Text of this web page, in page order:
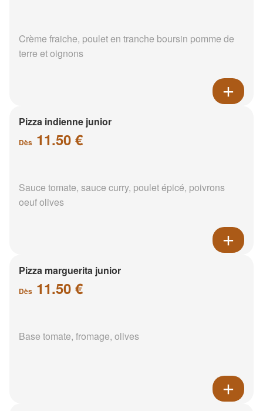
Crème fraiche, poulet en tranche boursin pomme de
terre et oignons
Pizza indienne junior
Dès 11.50 €
Sauce tomate, sauce curry, poulet épicé, poivrons
oeuf olives
Pizza marguerita junior
Dès 11.50 €
Base tomate, fromage, olives